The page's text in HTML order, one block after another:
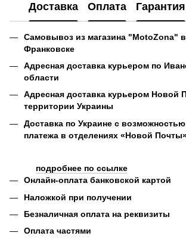
Доставка Оплата Гарантия
Самовывоз из магазина "MotoZona"
Франковске
Адресная доставка курьером по
области
Адресная доставка курьером Новой
территории Украины
Доставка по Украине с
платежа в отделениях «Новой
подробнее по ссылке
Онлайн-оплата банковской картой
Наложкой при получении
Безналичная оплата на реквизиты
Оплата частями